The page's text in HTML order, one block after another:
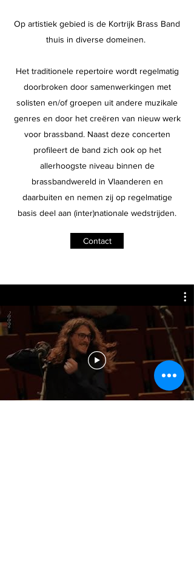
Op artistiek gebied is de Kortrijk Brass Band
thuis in diverse domeinen.
Het traditionele repertoire wordt regelmatig
doorbroken door samenwerkingen met
solisten en/of groepen uit andere muzikale
genres en door het creëren van nieuw werk
voor brassband. Naast deze concerten
profileert de band zich ook op het
allerhoogste niveau binnen de
brassbandwereld in Vlaanderen en
daarbuiten en nemen zij op regelmatige
basis deel aan (inter)nationale wedstrijden.
Contact